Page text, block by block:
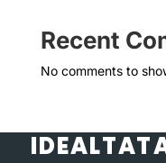
Recent
No comments to